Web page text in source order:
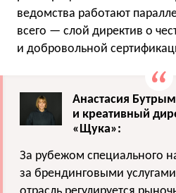
ведомства работают
всего — слой директив о
и добровольной
Анастасия
и креативный
«Щука»:
За рубежом специального
за брендинговыми